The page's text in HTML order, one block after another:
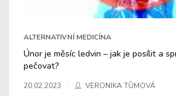
ALTERNATIVNÍ MEDICÍNA
Únor je měsíc ledvin – jak je posílit a
pečovat?
20.02.2023 VERONIKA TŮMOVÁ